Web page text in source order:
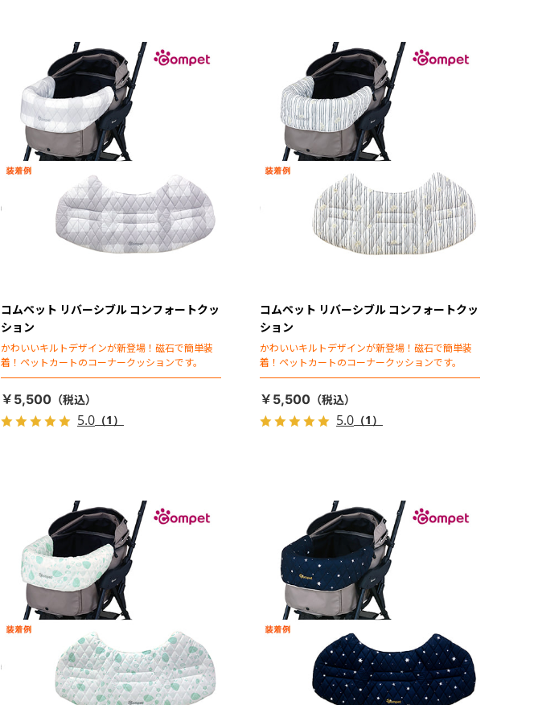
コムペット リバーシブル コンフォートクッ
ション
かわいいキルトデザインが新登場！磁石で簡単装
着！ペットカートのコーナークッションです。
￥5,500
5.0（1）
コムペット リバーシブル コンフォートクッ
ション
かわいいキルトデザインが新登場！磁石で簡単装
着！ペットカートのコーナークッションです。
￥5,500
5.0（1）